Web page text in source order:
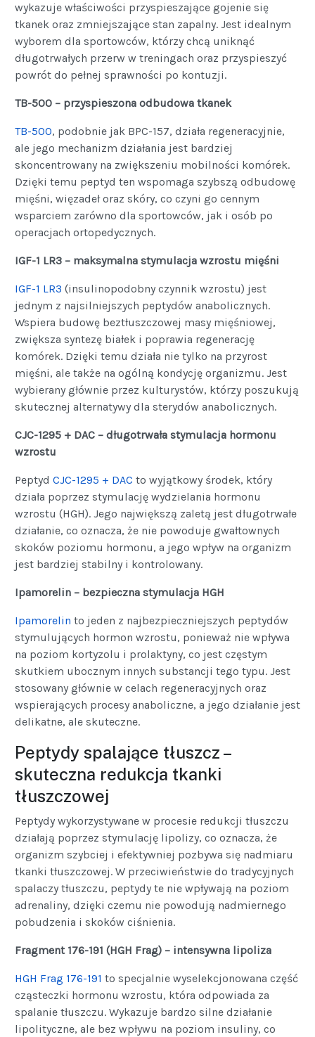
wykazuje właściwości przyspieszające gojenie się
tkanek oraz zmniejszające stan zapalny. Jest idealnym
wyborem dla sportowców, którzy chcą uniknąć
długotrwałych przerw w treningach oraz przyspieszyć
powrót do pełnej sprawności po kontuzji.
TB-500 – przyspieszona odbudowa tkanek
TB-500, podobnie jak BPC-157, działa regeneracyjnie,
ale jego mechanizm działania jest bardziej
skoncentrowany na zwiększeniu mobilności komórek.
Dzięki temu peptyd ten wspomaga szybszą odbudowę
mięśni, więzadeł oraz skóry, co czyni go cennym
wsparciem zarówno dla sportowców, jak i osób po
operacjach ortopedycznych.
IGF-1 LR3 – maksymalna stymulacja wzrostu mięśni
IGF-1 LR3 (insulinopodobny czynnik wzrostu) jest
jednym z najsilniejszych peptydów anabolicznych.
Wspiera budowę beztłuszczowej masy mięśniowej,
zwiększa syntezę białek i poprawia regenerację
komórek. Dzięki temu działa nie tylko na przyrost
mięśni, ale także na ogólną kondycję organizmu. Jest
wybierany głównie przez kulturystów, którzy poszukują
skutecznej alternatywy dla sterydów anabolicznych.
CJC-1295 + DAC – długotrwała stymulacja hormonu
wzrostu
Peptyd CJC-1295 + DAC to wyjątkowy środek, który
działa poprzez stymulację wydzielania hormonu
wzrostu (HGH). Jego największą zaletą jest długotrwałe
działanie, co oznacza, że nie powoduje gwałtownych
skoków poziomu hormonu, a jego wpływ na organizm
jest bardziej stabilny i kontrolowany.
Ipamorelin – bezpieczna stymulacja HGH
Ipamorelin to jeden z najbezpieczniejszych peptydów
stymulujących hormon wzrostu, ponieważ nie wpływa
na poziom kortyzolu i prolaktyny, co jest częstym
skutkiem ubocznym innych substancji tego typu. Jest
stosowany głównie w celach regeneracyjnych oraz
wspierających procesy anaboliczne, a jego działanie jest
delikatne, ale skuteczne.
Peptydy spalające tłuszcz –
skuteczna redukcja tkanki
tłuszczowej
Peptydy wykorzystywane w procesie redukcji tłuszczu
działają poprzez stymulację lipolizy, co oznacza, że
organizm szybciej i efektywniej pozbywa się nadmiaru
tkanki tłuszczowej. W przeciwieństwie do tradycyjnych
spalaczy tłuszczu, peptydy te nie wpływają na poziom
adrenaliny, dzięki czemu nie powodują nadmiernego
pobudzenia i skoków ciśnienia.
Fragment 176-191 (HGH Frag) – intensywna lipoliza
HGH Frag 176-191 to specjalnie wyselekcjonowana część
cząsteczki hormonu wzrostu, która odpowiada za
spalanie tłuszczu. Wykazuje bardzo silne działanie
lipolityczne, ale bez wpływu na poziom insuliny, co